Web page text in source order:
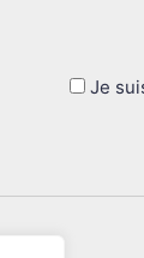
Je